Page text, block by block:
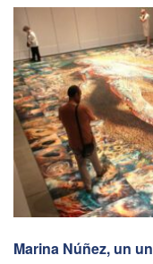
Marina Núñez, un